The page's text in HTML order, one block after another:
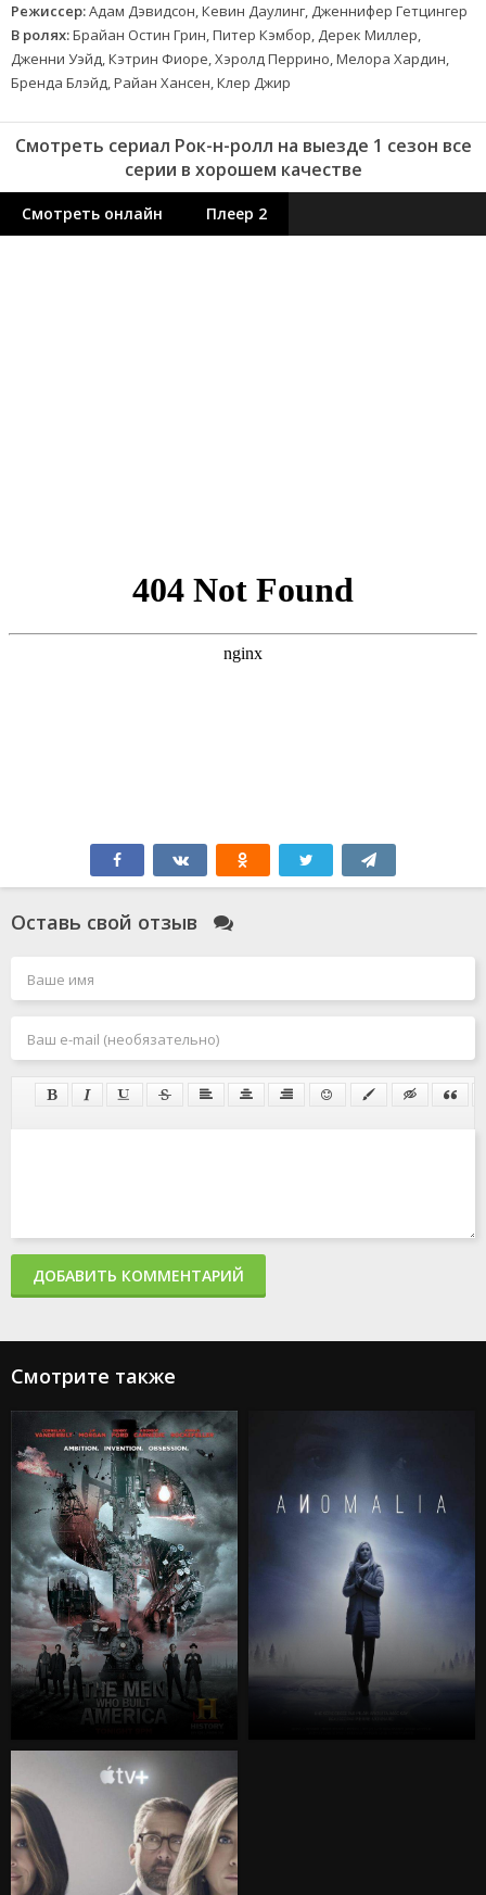
Режиссер:Адам Дэвидсон, Кевин Даулинг, Дженнифер Гетцингер
В ролях:Брайан Остин Грин, Питер Кэмбор, Дерек Миллер,
Дженни Уэйд, Кэтрин Фиоре, Хэролд Перрино, Мелора Хардин,
Бренда Блэйд, Райан Хансен, Клер Джир
Смотреть сериал Рок-н-ролл на выезде 1 сезон все
серии в хорошем качестве
Смотреть онлайн Плеер 2
Оставь свой отзыв
ДОБАВИТЬ КОММЕНТАРИЙ
Смотрите также